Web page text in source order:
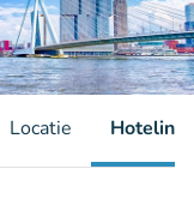
Locatie Hotelinfo